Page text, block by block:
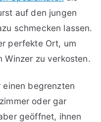
auf den jungen
schmecken lassen.
perfekte Ort, um
Winzer zu verkosten.
einen begrenzten
oder gar
geöffnet, ihnen